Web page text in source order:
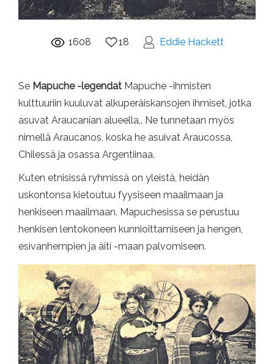
1608 18 Eddie Hackett
Se Mapuche -legendat Mapuche -ihmisten
kulttuuriin kuuluvat alkuperäiskansojen ihmiset, jotka
asuvat Araucanían alueella,. Ne tunnetaan myös
nimellä Araucanos, koska he asuivat Araucossa,
Chilessä ja osassa Argentiinaa.
Kuten etnisissä ryhmissä on yleistä, heidän
uskontonsa kietoutuu fyysiseen maailmaan ja
henkiseen maailmaan. Mapuchesissa se perustuu
henkisen lentokoneen kunnioittamiseen ja hengen,
esivanhempien ja äiti -maan palvomiseen.